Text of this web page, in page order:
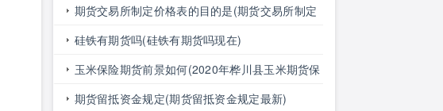
看价格的图表)
期货交易所制定价格表的目的是(期货交易所制定
价格表的目的是什么)
硅铁有期货吗(硅铁有期货吗现在)
玉米保险期货前景如何(2020年桦川县玉米期货保
险)
期货留抵资金规定(期货留抵资金规定最新)